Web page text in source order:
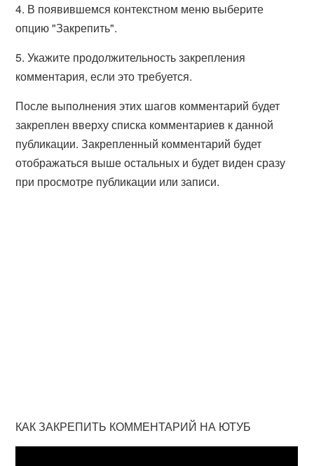
4. В появившемся контекстном меню выберите
опцию "Закрепить".
5. Укажите продолжительность закрепления
комментария, если это требуется.
После выполнения этих шагов комментарий будет
закреплен вверху списка комментариев к данной
публикации. Закрепленный комментарий будет
отображаться выше остальных и будет виден сразу
при просмотре публикации или записи.
КАК ЗАКРЕПИТЬ КОММЕНТАРИЙ НА ЮТУБ